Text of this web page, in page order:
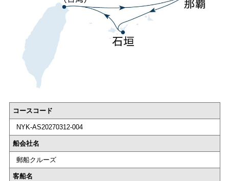
コースコード
NYK-AS20270312-004
船会社名
郵船クルーズ
客船名